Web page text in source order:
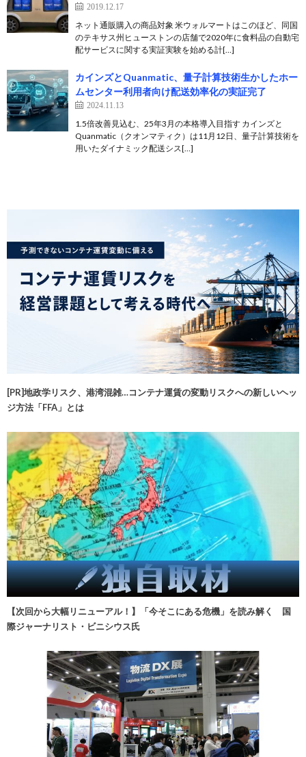
2019.12.17
ネット通販購入の商品対象 米ウォルマートはこのほど、同国
のテキサス州ヒューストンの店舗で2020年に食料品の自動宅
配サービスに関する実証実験を始める計[…]
カインズとQuanmatic、量子計算技術生かしたホー
ムセンター利用者向け配送効率化の実証完了
2024.11.13
1.5倍改善見込む、25年3月の本格導入目指す カインズと
Quanmatic（クオンマティク）は11月12日、量子計算技術を
用いたダイナミック配送シス[…]
[PR]地政学リスク、港湾混雑…コンテナ運賃の変動リスクへの新しいヘッ
ジ方法「FFA」とは
【次回から大幅リニューアル！】「今そこにある危機」を読み解く 国
際ジャーナリスト・ビニシウス氏